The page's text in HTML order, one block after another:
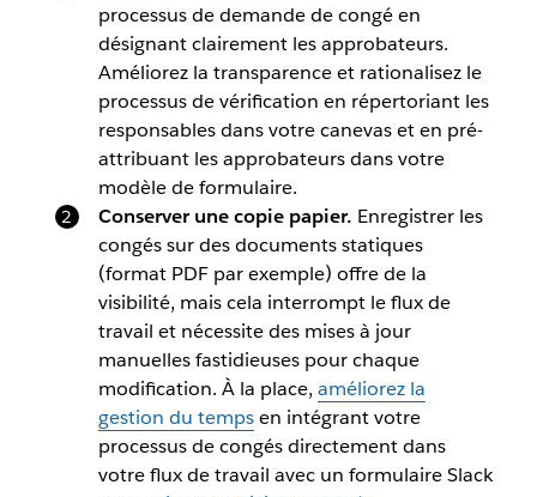
processus de demande de congé en
désignant clairement les approbateurs.
Améliorez la transparence et rationalisez le
processus de vérification en répertoriant les
responsables dans votre canevas et en pré-
attribuant les approbateurs dans votre
modèle de formulaire.
Conserver une copie papier. Enregistrer les
congés sur des documents statiques
(format PDF par exemple) offre de la
visibilité, mais cela interrompt le flux de
travail et nécessite des mises à jour
manuelles fastidieuses pour chaque
modification. À la place, améliorez la
gestion du tempsen intégrant votre
processus de congés directement dans
votre flux de travail avec un formulaire Slack